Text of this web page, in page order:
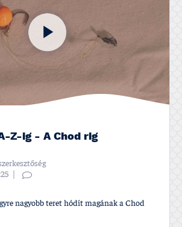
Z-ig - A Chod rig
nagyobb teret hódí­t magának a Chod